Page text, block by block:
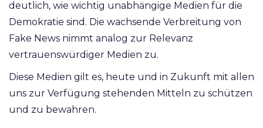
deutlich, wie wichtig unabhängige Medien für die
Demokratie sind. Die wachsende Verbreitung von
Fake News nimmt analog zur Relevanz
vertrauenswürdiger Medien zu.
Diese Medien gilt es, heute und in Zukunft mit allen
uns zur Verfügung stehenden Mitteln zu schützen
und zu bewahren.